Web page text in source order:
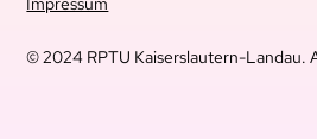
© 2024 RPTU Kaiserslautern-Landau.